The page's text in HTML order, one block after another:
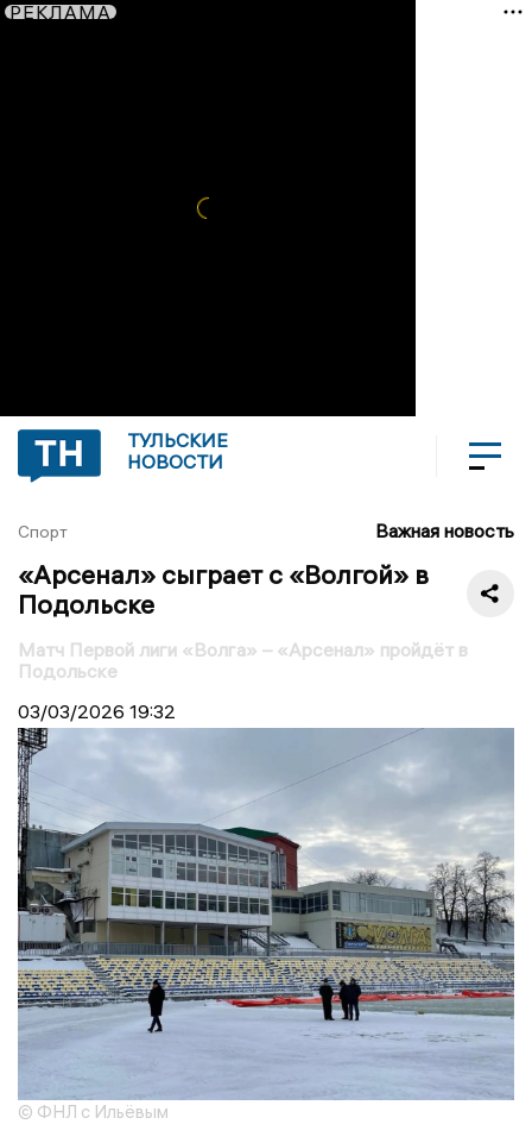
РЕКЛАМА
ТУЛЬСКИЕ
НОВОСТИ
Спорт Важная новость
«Арсенал» сыграет с «Волгой» в
Подольске
Матч Первой лиги «Волга» – «Арсенал» пройдёт в
Подольске
03/03/2026 19:32
© ФНЛ с Ильёвым